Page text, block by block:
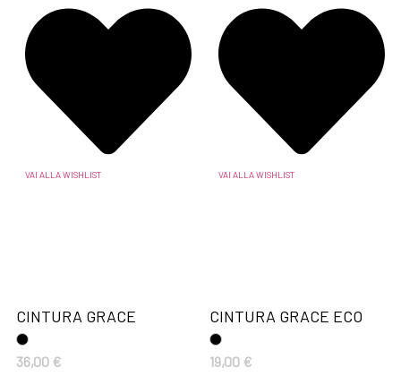
VAI ALLA WISHLIST
CINTURA GRACE
36,00 €
VAI ALLA WISHLIST
CINTURA GRACE ECO
19,00 €